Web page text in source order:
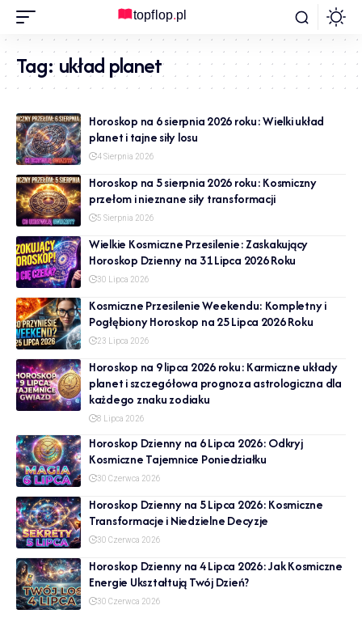
Tag:układ planet
Horoskop na 6 sierpnia 2026 roku: Wielki układ
planet i tajne siły losu
4 Sierpnia 2026
Horoskop na 5 sierpnia 2026 roku: Kosmiczny
przełom i nieznane siły transformacji
5 Sierpnia 2026
Wielkie Kosmiczne Przesilenie: Zaskakujący
Horoskop Dzienny na 31 Lipca 2026 Roku
30 Lipca 2026
Kosmiczne Przesilenie Weekendu: Kompletny i
Pogłębiony Horoskop na 25 Lipca 2026 Roku
23 Lipca 2026
Horoskop na 9 lipca 2026 roku: Karmiczne układy
planet i szczegółowa prognoza astrologiczna dla
każdego znaku zodiaku
8 Lipca 2026
Horoskop Dzienny na 6 Lipca 2026: Odkryj
Kosmiczne Tajemnice Poniedziałku
30 Czerwca 2026
Horoskop Dzienny na 5 Lipca 2026: Kosmiczne
Transformacje i Niedzielne Decyzje
30 Czerwca 2026
Horoskop Dzienny na 4 Lipca 2026: Jak Kosmiczne
Energie Ukształtują Twój Dzień?
30 Czerwca 2026